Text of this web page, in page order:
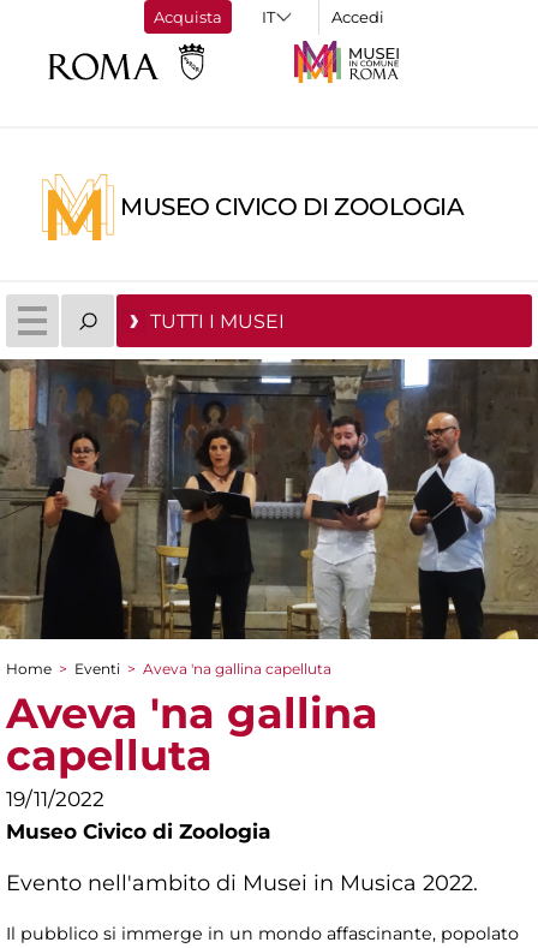
Acquista Accedi
MUSEO CIVICO DI ZOOLOGIA
TUTTI I MUSEI
Tu sei qui
Home > Eventi > Aveva 'na gallina capelluta
Aveva 'na gallina
capelluta
19/11/2022
Museo Civico di Zoologia
Evento nell'ambito di Musei in Musica 2022.
Il pubblico si immerge in un mondo affascinante, popolato